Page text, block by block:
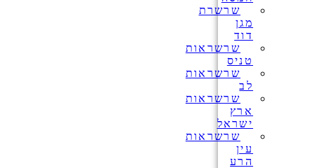
שרשרת
מגן
דוד
שרשראות
טניס
שרשראות
לב
שרשראות
ארץ
ישראל
שרשראות
עין
הרע